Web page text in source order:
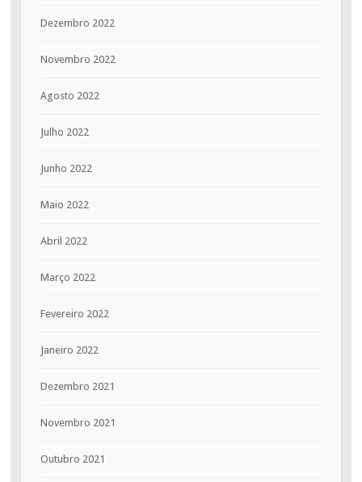
Dezembro 2022
Novembro 2022
Agosto 2022
Julho 2022
Junho 2022
Maio 2022
Abril 2022
Março 2022
Fevereiro 2022
Janeiro 2022
Dezembro 2021
Novembro 2021
Outubro 2021